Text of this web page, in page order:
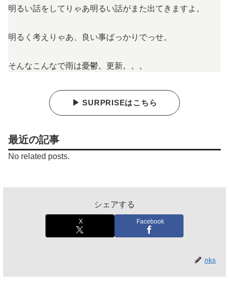
明るい話をしてりゃあ明るい話がまた出てきますよ。
明るく考えりゃあ、良い事ばっかりでっせ。
そんなこんなで雨は憂鬱。更新。。。
▶ SURPRISEはこちら
最近の記事
No related posts.
シェアする
X Facebook
nks